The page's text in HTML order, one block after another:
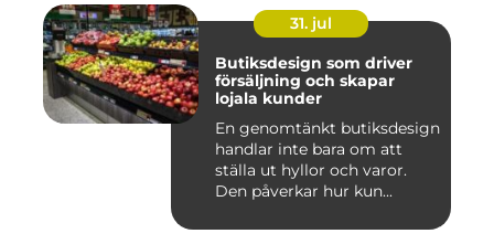
31. jul
Butiksdesign som driver
försäljning och skapar
lojala kunder
En genomtänkt butiksdesign
handlar inte bara om att
ställa ut hyllor och varor.
Den påverkar hur kun...